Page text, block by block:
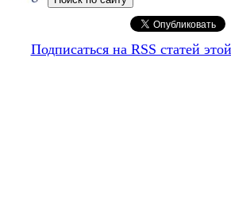
Подписаться на RSS статей